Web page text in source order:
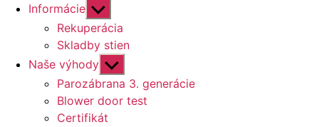
Informácie Zobraziť
druhú
úroveň
navigácie
Rekuperácia
Skladby stien
Naše výhody Zobraziť
druhú
úroveň
navigácie
Parozábrana 3. generácie
Blower door test
Certifikát